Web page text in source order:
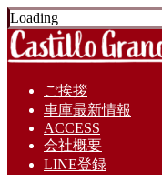
Loading
ご挨拶
車庫最新情報
ACCESS
会社概要
LINE登録